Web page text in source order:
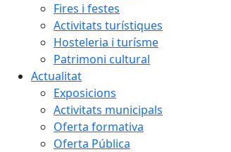
Fires i festes
Activitats turístiques
Hosteleria i turísme
Patrimoni cultural
Actualitat
Exposicions
Activitats municipals
Oferta formativa
Oferta Pública